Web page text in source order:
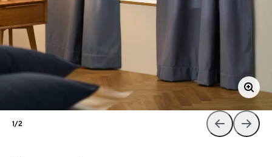
1/2